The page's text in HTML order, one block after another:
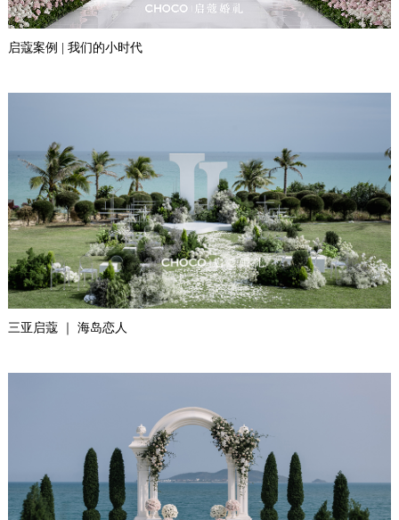
启蔻案例 | 我们的小时代
三亚启蔻 ｜ 海岛恋人